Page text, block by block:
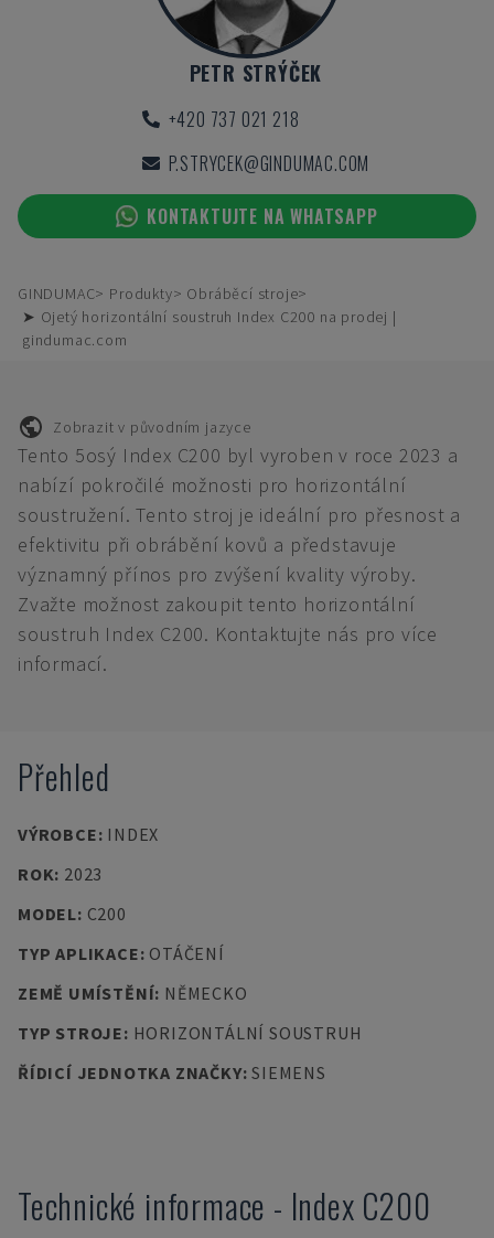
PETR STRÝČEK
+420 737 021 218
P.STRYCEK@GINDUMAC.COM
KONTAKTUJTE NA WHATSAPP
GINDUMAC Produkty
Obráběcí stroje
➤ Ojetý horizontální soustruh Index C200 na prodej |
gindumac.com
Zobrazit v původním jazyce
Tento 5osý Index C200 byl vyroben v roce 2023 a
nabízí pokročilé možnosti pro horizontální
soustružení. Tento stroj je ideální pro přesnost a
efektivitu při obrábění kovů a představuje
významný přínos pro zvýšení kvality výroby.
Zvažte možnost zakoupit tento horizontální
soustruh Index C200. Kontaktujte nás pro více
informací.
Přehled
VÝROBCE: INDEX
ROK: 2023
MODEL: C200
TYP APLIKACE: OTÁČENÍ
ZEMĚ UMÍSTĚNÍ: NĚMECKO
TYP STROJE: HORIZONTÁLNÍ SOUSTRUH
ŘÍDICÍ JEDNOTKA ZNAČKY:SIEMENS
Technické informace - Index C200